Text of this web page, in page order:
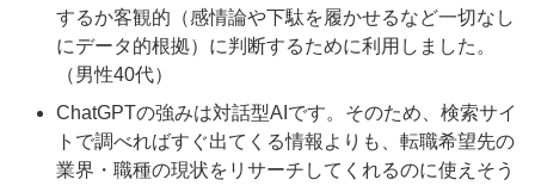
するか客観的（感情論や下駄を履かせるなど一切なし
にデータ的根拠）に判断するために利用しました。
（男性40代）
ChatGPTの強みは対話型AIです。そのため、検索サイ
トで調べればすぐ出てくる情報よりも、転職希望先の
業界・職種の現状をリサーチしてくれるのに使えそう